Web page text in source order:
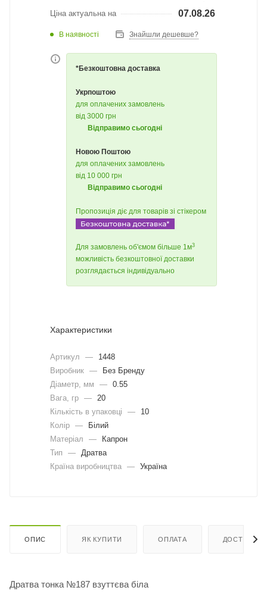
Ціна актуальна на 07.08.26
В наявності Знайшли дешевше?
*Безкоштовна доставка
Укрпоштою
для оплачених замовлень
від 3000 грн
Відправимо сьогодні
Новою Поштою
для оплачених замовлень
від 10 000 грн
Відправимо сьогодні
Пропозиція діє для товарів зі стікером
Для замовлень об'ємом більше 1м3
можливість безкоштовної доставки
розглядається індивідуально
Характеристики
Артикул —
1448
Виробник —
Без Бренду
Діаметр, мм
— 0.55
Вага, гр —
20
Кількість в упаковці
—
10
Колір —
Білий
Матеріал
—
Капрон
Тип
—
Дратва
Країна виробництва — Україна
ОПИС ЯК КУПИТИ ОПЛАТА ДОСТАВКА
Дратва тонка №187 взуттєва біла